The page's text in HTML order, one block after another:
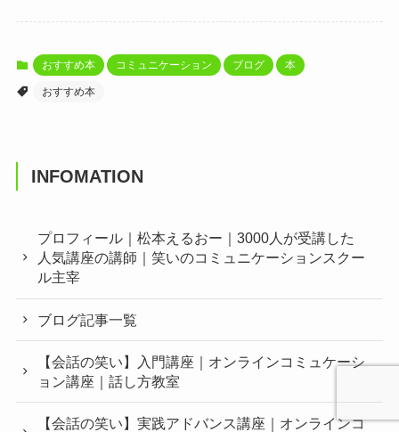
おすすめ本 コミュニケーション ブログ 本
おすすめ本
INFOMATION
プロフィール｜松本えるおー｜3000人が受講した
人気講座の講師｜笑いのコミュニケーションスクー
ル主宰
ブログ記事一覧
【会話の笑い】入門講座｜オンラインコミュケーシ
ョン講座｜話し方教室
【会話の笑い】実践アドバンス講座｜オンラインコ